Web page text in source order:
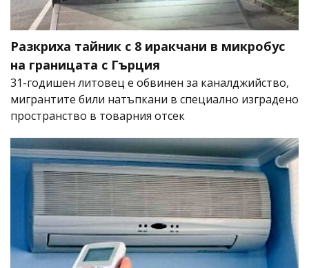
Разкриха тайник с 8 иракчани в микробус
на границата с Гърция
31-годишен литовец е обвинен за каналджийство,
мигрантите били натъпкани в специално изградено
пространство в товарния отсек